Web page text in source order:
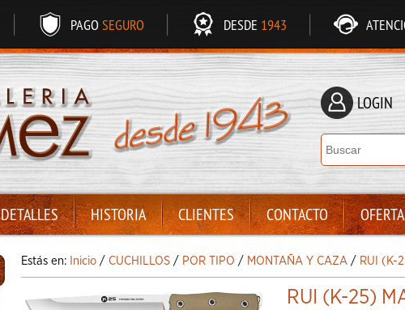
PAGO SEGURO DESDE 1943
LOGIN
DETALLES HISTORIA CLIENTES CONTACTO
Estás en: Inicio / CUCHILLOS / POR TIPO / MONTAÑA Y CAZA / RUI (K-
RUI (K-25)